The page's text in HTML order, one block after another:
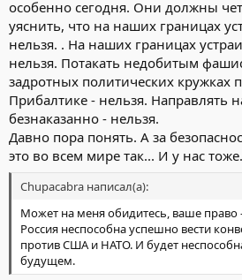
особенно сегодня. Они должны
уяснить, что на наших границах
нельзя. . На наших границах
нельзя. Потакать недобитым
задротных политических кружках
Прибалтике - нельзя. Направлять
безнаказанно - нельзя.
Давно пора понять. А за
это во всем мире так... И у нас тоже.
Chupacabra написал(а):
Может на меня обидитесь, ваше
Россия неспособна успешно вести
против США и НАТО. И будет
будущем.